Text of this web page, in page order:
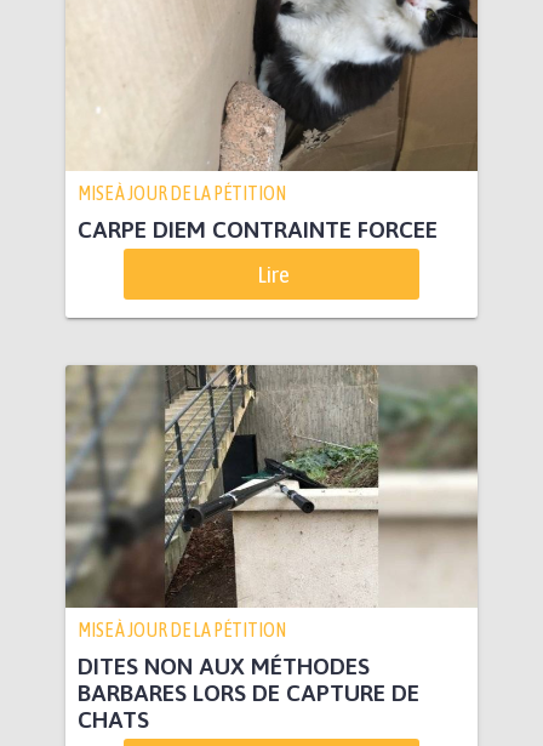
MISE À JOUR DE LA PÉTITION
CARPE DIEM CONTRAINTE FORCEE
Lire
MISE À JOUR DE LA PÉTITION
DITES NON AUX MÉTHODES
BARBARES LORS DE CAPTURE DE
CHATS